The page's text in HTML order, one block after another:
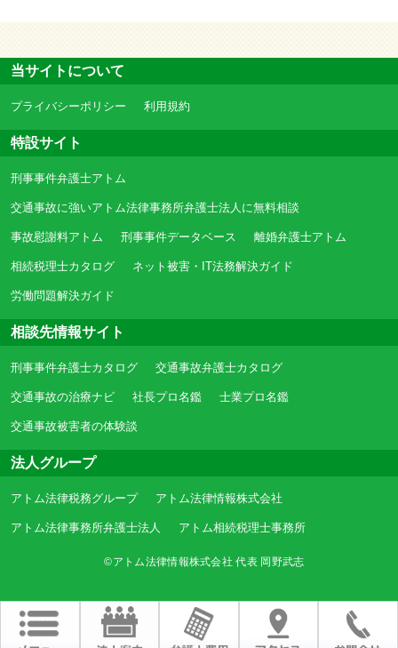
当サイトについて
プライバシーポリシー 利用規約
特設サイト
刑事事件弁護士アトム
交通事故に強いアトム法律事務所弁護士法人に無料相談
事故慰謝料アトム 刑事事件データベース 離婚弁護士アトム
相続税理士カタログ ネット被害・IT法務解決ガイド
労働問題解決ガイド
相談先情報サイト
刑事事件弁護士カタログ 交通事故弁護士カタログ
交通事故の治療ナビ 社長プロ名鑑 士業プロ名鑑
交通事故被害者の体験談
法人グループ
アトム法律税務グループ アトム法律情報株式会社
アトム法律事務所弁護士法人 アトム相続税理士事務所
©アトム法律情報株式会社 代表 岡野武志